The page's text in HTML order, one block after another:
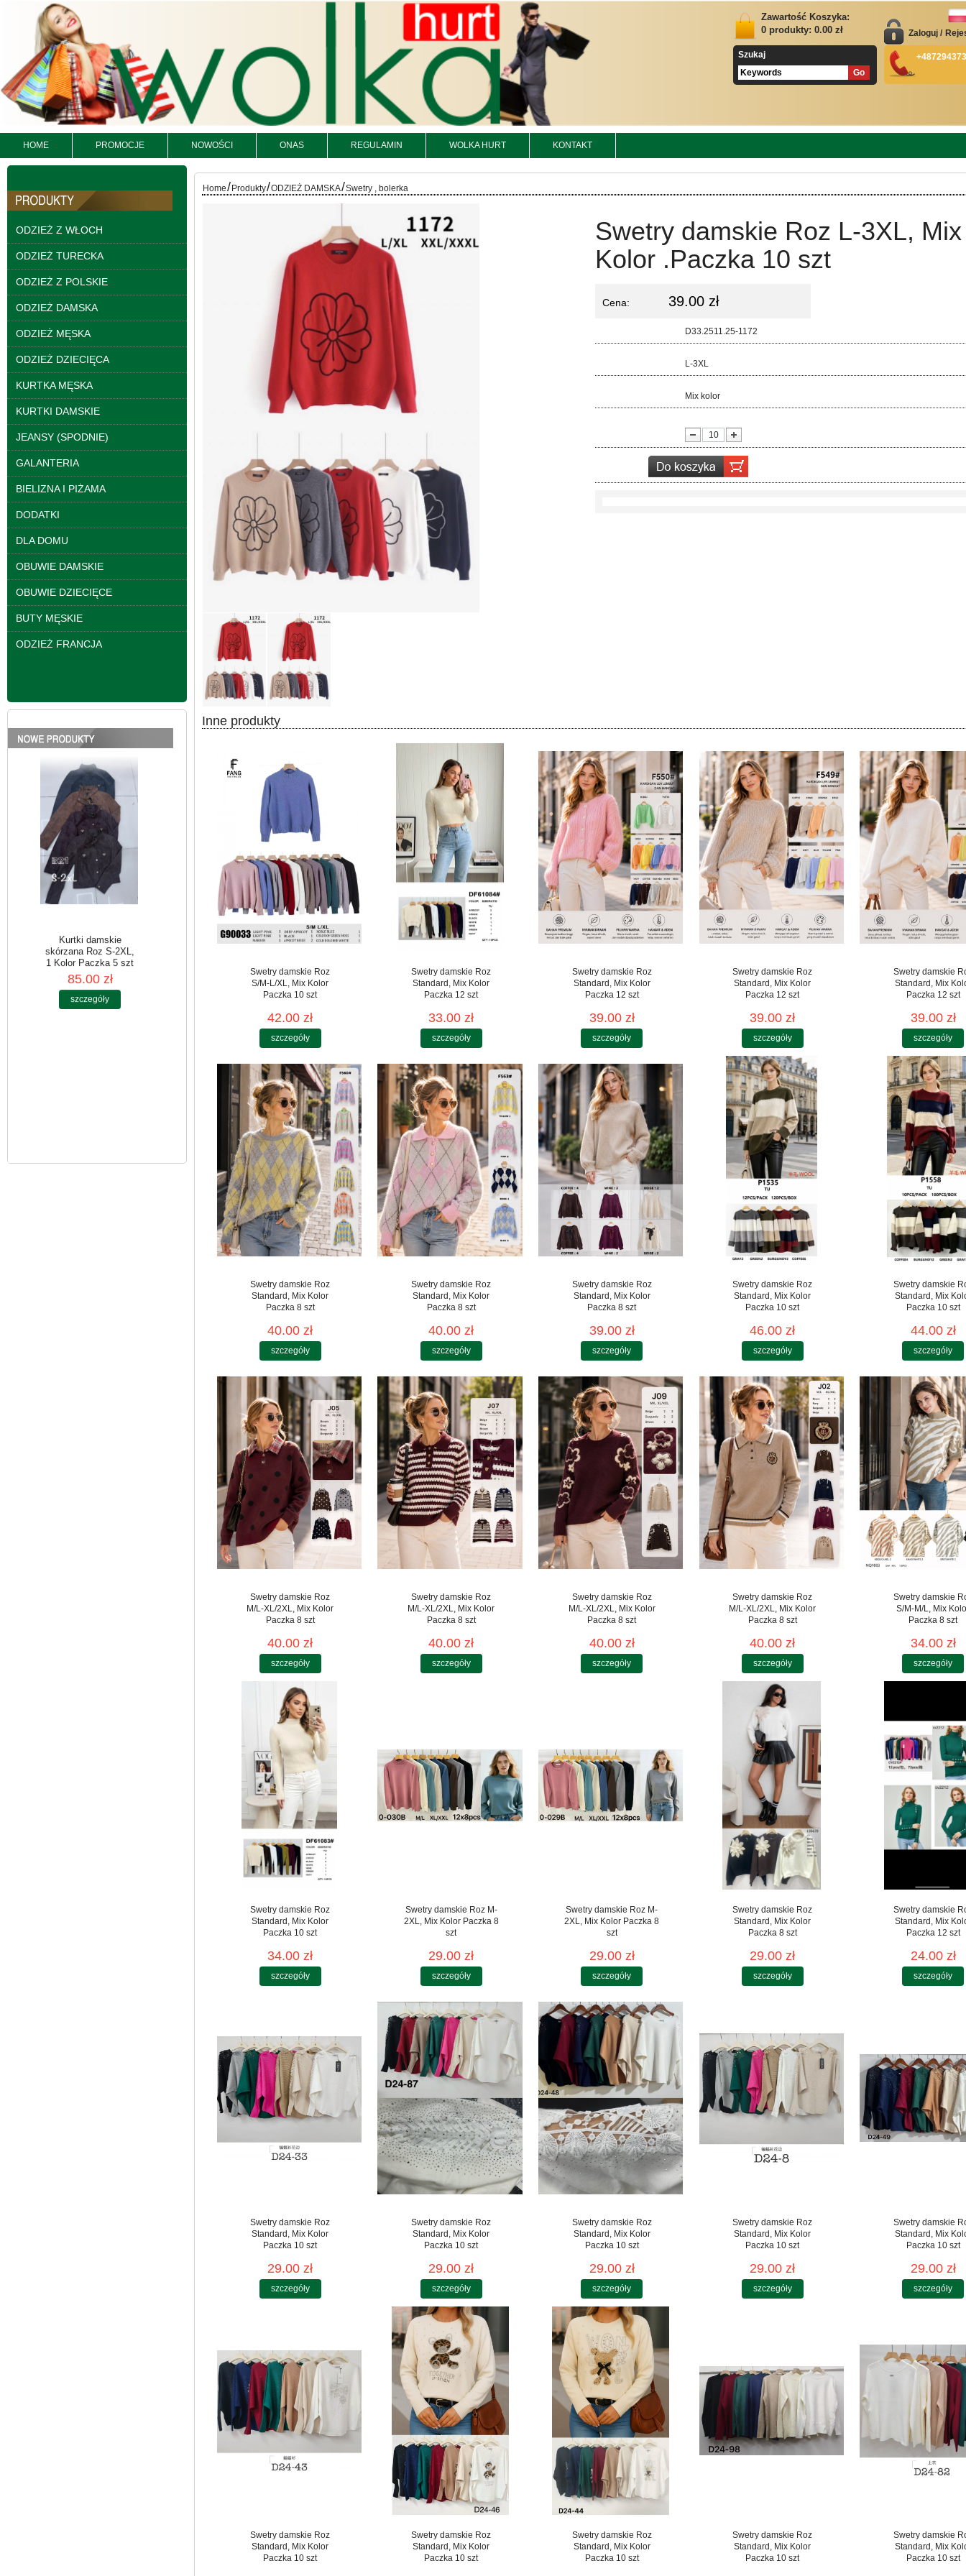
Zawartość Koszyka:
0 produkty: 0.00 zł
Szukaj
Zaloguj /
HOME PROMOCJE NOWOŚCI ONAS REGULAMIN WOLKA HURT KONTAKT
ODZIEŻ Z WŁOCH
ODZIEŻ TURECKA
ODZIEŻ Z POLSKIE
ODZIEŻ DAMSKA
ODZIEŻ MĘSKA
ODZIEŻ DZIECIĘCA
KURTKA MĘSKA
KURTKI DAMSKIE
JEANSY (SPODNIE)
GALANTERIA
BIELIZNA I PIŻAMA
DODATKI
DLA DOMU
OBUWIE DAMSKIE
OBUWIE DZIECIĘCE
BUTY MĘSKIE
ODZIEŻ FRANCJA
Kurtki damskie
skórzana Roz S-XL, 1
Kolor Paczka 5 szt
95.00 zł
Kurtki damskie
skórzana Roz S-XL, 1
Kolor Paczka 5 szt
95.00 zł
szczegóły
Kurtki damskie
1 Kolor Paczka 5 szt
95.00 zł
szczegóły
Kurtki damskie
skórzana Roz S-2XL,
Home/ Produkty/ODZIEŻ DAMSKA/Swetry , bolerka
Swetry damskie Roz L-3XL, Mix
Kolor .Paczka 10 szt
Cena: 39.00 zł
D33.2511.25-1172
L-3XL
Mix kolor
Inne produkty
Swetry damskie Roz
S/M-L/XL, Mix Kolor
Paczka 10 szt
42.00 zł
szczegóły
Swetry damskie Roz
Standard, Mix Kolor
Paczka 12 szt
33.00 zł
szczegóły
Swetry damskie Roz
Standard, Mix Kolor
Paczka 12 szt
39.00 zł
szczegóły
Swetry damskie Roz
Standard, Mix Kolor
Paczka 12 szt
39.00 zł
szczegóły
Swetry damskie
Standard, Mix
Paczka 12 szt
39.00 zł
szczegóły
Swetry damskie Roz
Standard, Mix Kolor
Paczka 8 szt
40.00 zł
szczegóły
Swetry damskie Roz
Standard, Mix Kolor
Paczka 8 szt
40.00 zł
szczegóły
Swetry damskie Roz
Standard, Mix Kolor
Paczka 8 szt
39.00 zł
szczegóły
Swetry damskie Roz
Standard, Mix Kolor
Paczka 10 szt
46.00 zł
szczegóły
Swetry damskie
Standard, Mix
Paczka 10 szt
44.00 zł
szczegóły
Swetry damskie Roz
M/L-XL/2XL, Mix Kolor
Paczka 8 szt
40.00 zł
szczegóły
Swetry damskie Roz
M/L-XL/2XL, Mix Kolor
Paczka 8 szt
40.00 zł
szczegóły
Swetry damskie Roz
M/L-XL/2XL, Mix Kolor
Paczka 8 szt
40.00 zł
szczegóły
Swetry damskie Roz
M/L-XL/2XL, Mix Kolor
Paczka 8 szt
40.00 zł
szczegóły
Swetry damskie
S/M-M/L, Mix
Paczka 8 szt
34.00 zł
szczegóły
Swetry damskie Roz
Standard, Mix Kolor
Paczka 10 szt
34.00 zł
szczegóły
Swetry damskie Roz M-
2XL, Mix Kolor Paczka 8
szt
29.00 zł
szczegóły
Swetry damskie Roz M-
2XL, Mix Kolor Paczka 8
szt
29.00 zł
szczegóły
Swetry damskie Roz
Standard, Mix Kolor
Paczka 8 szt
29.00 zł
szczegóły
Swetry damskie
Standard, Mix
Paczka 12 szt
24.00 zł
szczegóły
Swetry damskie Roz
Standard, Mix Kolor
Paczka 10 szt
29.00 zł
szczegóły
Swetry damskie Roz
Standard, Mix Kolor
Paczka 10 szt
29.00 zł
szczegóły
Swetry damskie Roz
Standard, Mix Kolor
Paczka 10 szt
29.00 zł
szczegóły
Swetry damskie Roz
Standard, Mix Kolor
Paczka 10 szt
29.00 zł
szczegóły
Swetry damskie
Standard, Mix
Paczka 10 szt
29.00 zł
szczegóły
Swetry damskie Roz
Standard, Mix Kolor
Paczka 10 szt
Swetry damskie Roz
Standard, Mix Kolor
Paczka 10 szt
Swetry damskie Roz
Standard, Mix Kolor
Paczka 10 szt
Swetry damskie Roz
Standard, Mix Kolor
Paczka 10 szt
Swetry damskie
Standard, Mix
Paczka 10 szt